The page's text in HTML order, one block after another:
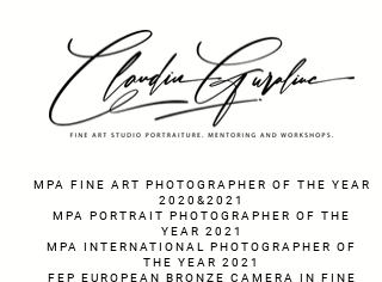
MPA FINE ART PHOTOGRAPHER OF THE YEAR
2020&2021
MPA PORTRAIT PHOTOGRAPHER OF THE
YEAR 2021
MPA INTERNATIONAL PHOTOGRAPHER OF
THE YEAR 2021
FEP EUROPEAN BRONZE CAMERA IN FINE